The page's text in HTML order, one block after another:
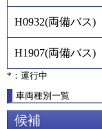
H0932(両備バス)
H1907(両備バス)
*：運行中
車両種別一覧
候補